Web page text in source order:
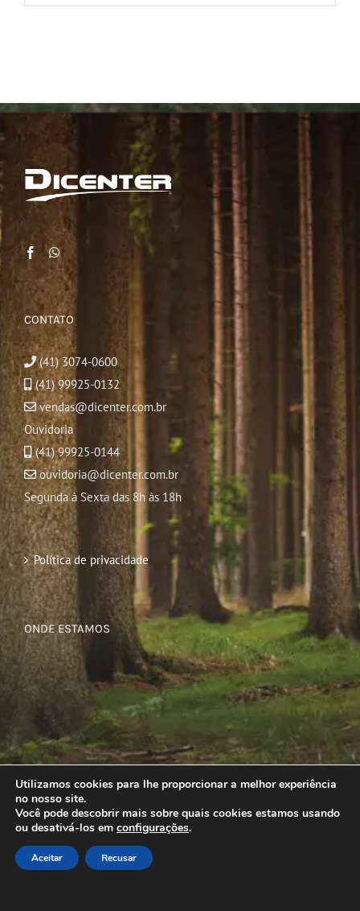
CONTATO
(41) 3074-0600
(41) 99925-0132
vendas@dicenter.com.br
Ouvidoria
(41) 99925-0144
ouvidoria@dicenter.com.br
Segunda à Sexta das 8h às 18h
Política de privacidade
ONDE ESTAMOS
Utilizamos cookies para lhe proporcionar a melhor experiência
no nosso site.
Você pode descobrir mais sobre quais cookies estamos usando
ou desativá-los em configurações.
Aceitar Recusar